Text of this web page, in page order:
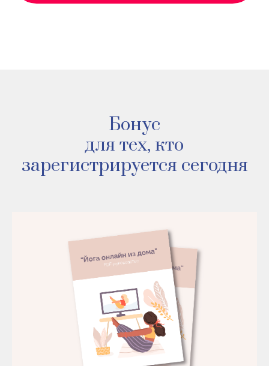
для тех, кто
зарегистрируется сегодня